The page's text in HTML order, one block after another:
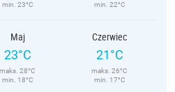
min. 23°C
min. 22°C
Maj
23°C
maks. 28°C
min. 18°C
Czerwiec
21°C
maks. 26°C
min. 17°C